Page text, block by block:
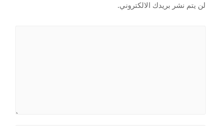
لن يتم نشر بريدك الالكتروني.